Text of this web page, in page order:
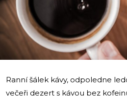
Ranní šálek kávy, odpoledne
večeři dezert s kávou bez